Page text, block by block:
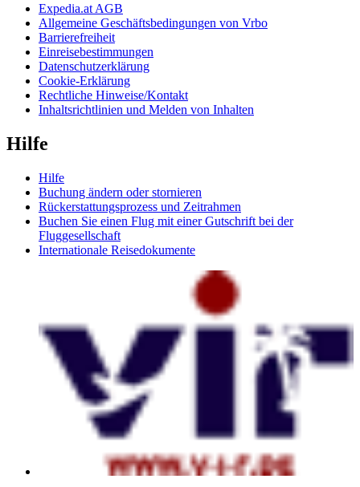
Expedia.at AGB
Allgemeine Geschäftsbedingungen von Vrbo
Barrierefreiheit
Einreisebestimmungen
Datenschutzerklärung
Cookie-Erklärung
Rechtliche Hinweise/Kontakt
Inhaltsrichtlinien und Melden von Inhalten
Hilfe
Hilfe
Buchung ändern oder stornieren
Rückerstattungsprozess und Zeitrahmen
Buchen Sie einen Flug mit einer Gutschrift bei der
Fluggesellschaft
Internationale Reisedokumente